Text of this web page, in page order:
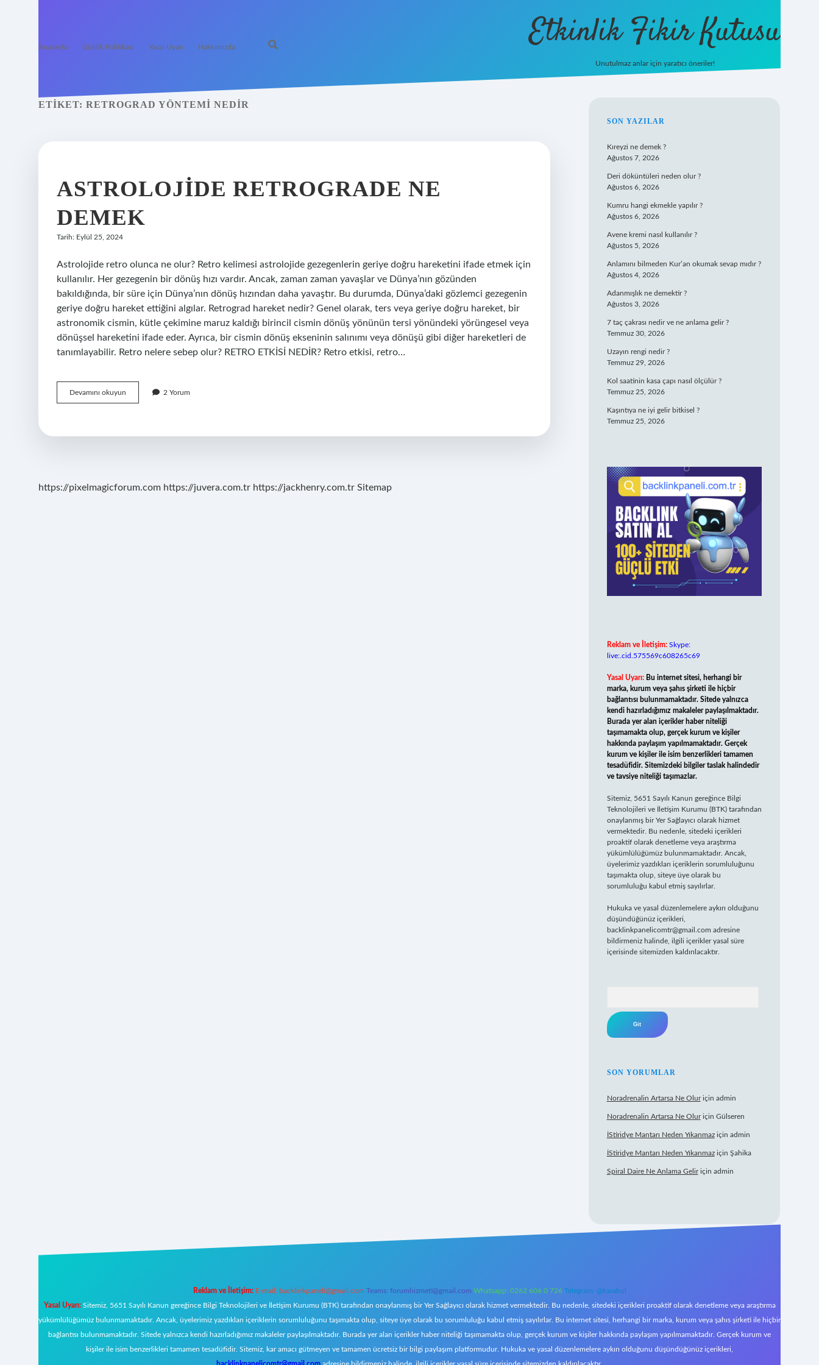
Anasayfa Gizlilik Politikası Yasal Uyarı Hakkımızda Etkinlik Fikir Kutusu
Unutulmaz anlar için yaratıcı öneriler!
ETIKET: RETROGRAD YÖNTEMI NEDIR
ASTROLOJIDE RETROGRADE NE
DEMEK
Tarih: Eylül 25, 2024
Astrolojide retro olunca ne olur? Retro kelimesi astrolojide gezegenlerin geriye doğru hareketini ifade etmek için
kullanılır. Her gezegenin bir dönüş hızı vardır. Ancak, zaman zaman yavaşlar ve Dünya’nın gözünden
bakıldığında, bir süre için Dünya’nın dönüş hızından daha yavaştır. Bu durumda, Dünya’daki gözlemci gezegenin
geriye doğru hareket ettiğini algılar. Retrograd hareket nedir? Genel olarak, ters veya geriye doğru hareket, bir
astronomik cismin, kütle çekimine maruz kaldığı birincil cismin dönüş yönünün tersi yönündeki yörüngesel veya
dönüşsel hareketini ifade eder. Ayrıca, bir cismin dönüş ekseninin salınımı veya dönüşü gibi diğer hareketleri de
tanımlayabilir. Retro nelere sebep olur? RETRO ETKİSİ NEDİR? Retro etkisi, retro…
Devamını okuyun Astrolojide
Retrograde
2 Yorum
https://pixelmagicforum.com https://juvera.com.tr https://jackhenry.com.tr Sitemap
SIDEBAR
SON YAZILAR
Kıreyzi ne demek ?
Ağustos 7, 2026
Deri döküntüleri neden olur ?
Ağustos 6, 2026
Kumru hangi ekmekle yapılır ?
Ağustos 6, 2026
Avene kremi nasıl kullanılır ?
Ağustos 5, 2026
Anlamını bilmeden Kur’an okumak sevap mıdır ?
Ağustos 4, 2026
Adanmışlık ne demektir ?
Ağustos 3, 2026
7 taç çakrası nedir ve ne anlama gelir ?
Temmuz 30, 2026
Uzayın rengi nedir ?
Temmuz 29, 2026
Kol saatinin kasa çapı nasıl ölçülür ?
Temmuz 25, 2026
Kaşıntıya ne iyi gelir bitkisel ?
Temmuz 25, 2026
Reklam ve İletişim: Skype:
live:.cid.575569c608265c69
Yasal Uyarı: Bu internet sitesi, herhangi bir
marka, kurum veya şahıs şirketi ile hiçbir
bağlantısı bulunmamaktadır. Sitede yalnızca
kendi hazırladığımız makaleler paylaşılmaktadır.
Burada yer alan içerikler haber niteliği
taşımamakta olup, gerçek kurum ve kişiler
hakkında paylaşım yapılmamaktadır. Gerçek
kurum ve kişiler ile isim benzerlikleri tamamen
tesadüfidir. Sitemizdeki bilgiler taslak halindedir
ve tavsiye niteliği taşımazlar.
Sitemiz, 5651 Sayılı Kanun gereğince Bilgi
Teknolojileri ve İletişim Kurumu (BTK) tarafından
onaylanmış bir Yer Sağlayıcı olarak hizmet
vermektedir. Bu nedenle, sitedeki içerikleri
proaktif olarak denetleme veya araştırma
yükümlülüğümüz bulunmamaktadır. Ancak,
üyelerimiz yazdıkları içeriklerin sorumluluğunu
taşımakta olup, siteye üye olarak bu
sorumluluğu kabul etmiş sayılırlar.
Hukuka ve yasal düzenlemelere aykırı olduğunu
düşündüğünüz içerikleri,
backlinkpanelicomtr@gmail.com adresine
bildirmeniz halinde, ilgili içerikler yasal süre
içerisinde sitemizden kaldırılacaktır.
SON YORUMLAR
Noradrenalin Artarsa Ne Oluriçin admin
Noradrenalin Artarsa Ne Oluriçin Gülseren
İStiridye Mantarı Neden Yıkanmaziçin admin
İStiridye Mantarı Neden Yıkanmaziçin Şahika
Spiral Daire Ne Anlama Geliriçin admin
Reklam ve İletişim: E-mail: backlinkpaneli@gmail.com Teams: forumhizmeti@gmail.com Whatsapp: 0262 606 0 726 Telegram: @karabul
Yasal Uyarı:Sitemiz, 5651 Sayılı Kanun gereğince Bilgi Teknolojileri ve İletişim Kurumu (BTK) tarafından onaylanmış bir Yer Sağlayıcı olarak hizmet vermektedir. Bu nedenle, sitedeki içerikleri proaktif olarak denetleme veya araştırma
yükümlülüğümüz bulunmamaktadır. Ancak, üyelerimiz yazdıkları içeriklerin sorumluluğunu taşımakta olup, siteye üye olarak bu sorumluluğu kabul etmiş sayılırlar. Bu internet sitesi, herhangi bir marka, kurum veya şahıs şirketi ile hiçbir
bağlantısı bulunmamaktadır. Sitede yalnızca kendi hazırladığımız makaleler paylaşılmaktadır. Burada yer alan içerikler haber niteliği taşımamakta olup, gerçek kurum ve kişiler hakkında paylaşım yapılmamaktadır. Gerçek kurum ve
kişiler ile isim benzerlikleri tamamen tesadüfidir. Sitemiz, kar amacı gütmeyen ve tamamen ücretsiz bir bilgi paylaşım platformudur. Hukuka ve yasal düzenlemelere aykırı olduğunu düşündüğünüz içerikleri,